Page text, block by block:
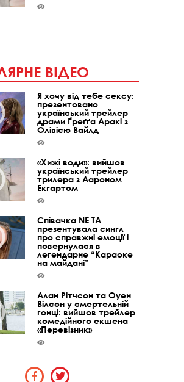
ВІДЕО
Я хочу від тебе сексу:
презентовано
український трейлер
драми Ґреґґа Аракі з
Олівією Вайлд
«Хижі води»: вийшов
український трейлер
трилера з Аароном
Екгартом
Співачка NE TA
презентувала сингл
про справжні емоції і
повернулася в
легендарне “Караоке
на майдані”
Алан Рітчсон та Оуен
Вілсон у смертельній
гонці: вийшов трейлер
комедійного екшена
«Перевізник»